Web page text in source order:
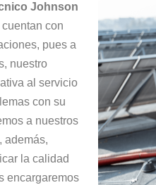
Johnson
con
pues a
nuestro
al servicio
con su
a nuestros
además,
la calidad
encargaremos